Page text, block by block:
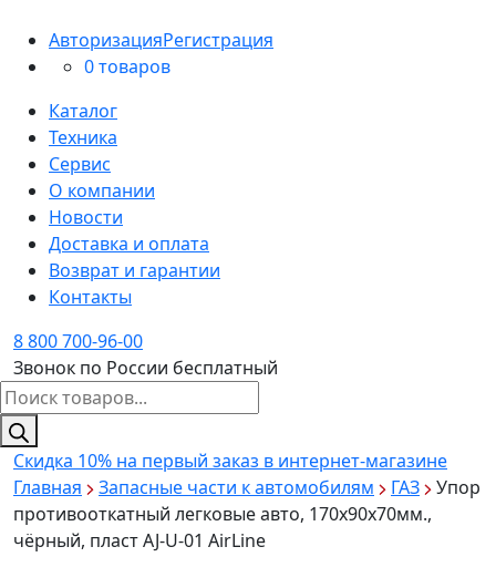
АвторизацияРегистрация
0 товаров
Каталог
Техника
Сервис
О компании
Новости
Доставка и оплата
Возврат и гарантии
Контакты
8 800 700-96-00
Звонок по России бесплатный
Поиск
товаров
Скидка 10% на первый заказ в интернет-магазине
Главная
Запасные части к автомобилям ГАЗ
Упор
противооткатный легковые авто, 170х90х70мм.,
чёрный, пласт AJ-U-01 AirLine